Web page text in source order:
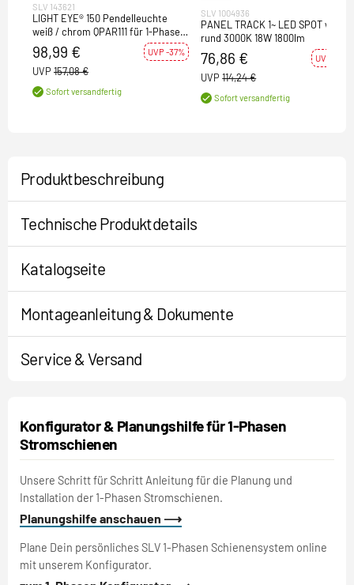
SLV 143621
LIGHT EYE® 150 Pendelleuchte
weiß / chrom QPAR111 für 1-Phasen
Hochvolt-Stromschiene
98,99 € UVP -37%
UVP 157,08 €
Sofort versandfertig
SLV 1004936
PANEL TRACK 1~ LED SPOT weiß
rund 3000K 18W 1800lm
76,86 € UVP -33%
UVP 114,24 €
Sofort versandfertig
Produktbeschreibung
Technische Produktdetails
Katalogseite
Montageanleitung & Dokumente
Service & Versand
Konfigurator & Planungshilfe für 1-Phasen
Stromschienen
Unsere Schritt für Schritt Anleitung für die Planung und
Installation der 1-Phasen Stromschienen.
Planungshilfe anschauen ⟶
Plane Dein persönliches SLV 1-Phasen Schienensystem online
mit unserem Konfigurator.